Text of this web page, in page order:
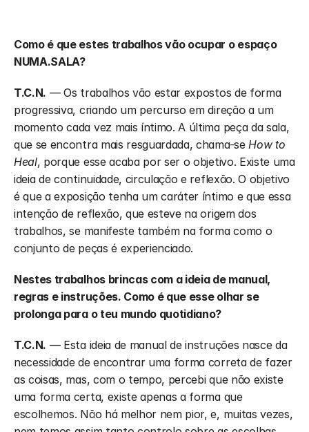
Como é que estes trabalhos vão ocupar o espaço
NUMA.SALA?
T.C.N. — Os trabalhos vão estar expostos de forma
progressiva, criando um percurso em direção a um
momento cada vez mais íntimo. A última peça da sala,
que se encontra mais resguardada, chama-se How to
Heal, porque esse acaba por ser o objetivo. Existe uma
ideia de continuidade, circulação e reflexão. O objetivo
é que a exposição tenha um caráter íntimo e que essa
intenção de reflexão, que esteve na origem dos
trabalhos, se manifeste também na forma como o
conjunto de peças é experienciado.
Nestes trabalhos brincas com a ideia de manual,
regras e instruções. Como é que esse olhar se
prolonga para o teu mundo quotidiano?
T.C.N. — Esta ideia de manual de instruções nasce da
necessidade de encontrar uma forma correta de fazer
as coisas, mas, com o tempo, percebi que não existe
uma forma certa, existe apenas a forma que
escolhemos. Não há melhor nem pior, e, muitas vezes,